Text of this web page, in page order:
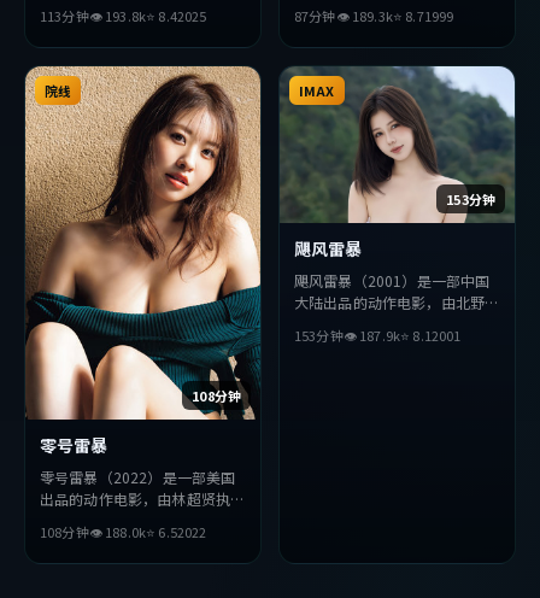
拉梅等主演。影片在叙事与视听
上力求突破，探讨人性与抉择，
节奏张弛有度，适合喜欢该类型
的观众完整观看。
113分钟👁193.8k⭐ 8.42025
影片在叙事与视听上力求突破，
探讨人性与抉择，节奏张弛有
度，适合喜欢该类型的观众完整
观看。
87分钟👁189.3k⭐ 8.71999
108分钟
院线
零号雷暴
零号雷暴（2022）是一部美国
出品的动作电影，由林超贤执
·查拉梅等主演。影片在叙事
与视听上力求突破，探讨人性与
108分钟👁188.0k⭐ 6.52022
153分钟
IMAX
飓风雷暴
飓风雷暴（2001）是一部中国
大陆出品的动作电影，由北野武
查拉梅等主演。影片在叙事与视
153分钟👁187.9k⭐ 8.12001